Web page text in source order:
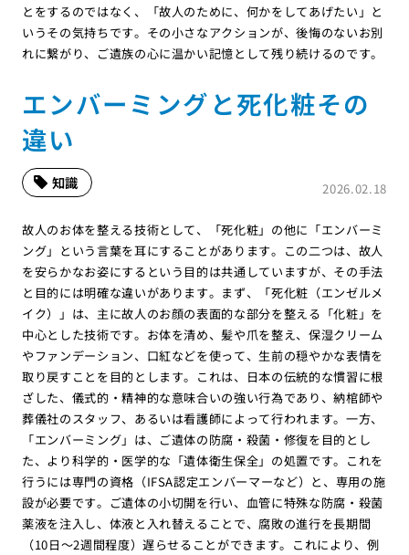
とをするのではなく、「故人のために、何かをしてあげたい」と
いうその気持ちです。その小さなアクションが、後悔のないお別
れに繋がり、ご遺族の心に温かい記憶として残り続けるのです。
エンバーミングと死化粧その
違い
2026.02.18
知識
故人のお体を整える技術として、「死化粧」の他に「エンバーミ
ング」という言葉を耳にすることがあります。この二つは、故人
を安らかなお姿にするという目的は共通していますが、その手法
と目的には明確な違いがあります。まず、「死化粧（エンゼルメ
イク）」は、主に故人のお顔の表面的な部分を整える「化粧」を
中心とした技術です。お体を清め、髪や爪を整え、保湿クリーム
やファンデーション、口紅などを使って、生前の穏やかな表情を
取り戻すことを目的とします。これは、日本の伝統的な慣習に根
ざした、儀式的・精神的な意味合いの強い行為であり、納棺師や
葬儀社のスタッフ、あるいは看護師によって行われます。一方、
「エンバーミング」は、ご遺体の防腐・殺菌・修復を目的とし
た、より科学的・医学的な「遺体衛生保全」の処置です。これを
行うには専門の資格（IFSA認定エンバーマーなど）と、専用の施
設が必要です。ご遺体の小切開を行い、血管に特殊な防腐・殺菌
薬液を注入し、体液と入れ替えることで、腐敗の進行を長期間
（10日〜2週間程度）遅らせることができます。これにより、例